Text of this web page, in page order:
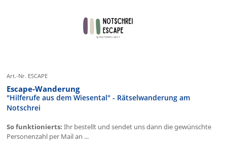
Art.-Nr. ESCAPE
Escape-Wanderung
"Hilferufe aus dem Wiesental" - Rätselwanderung am
Notschrei
So funktionierts: Ihr bestellt und sendet uns dann die gewünschte
Personenzahl per Mail an ...